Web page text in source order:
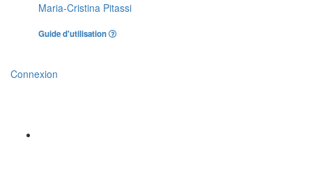
Maria-Cristina Pitassi
Guide d'utilisation
Connexion